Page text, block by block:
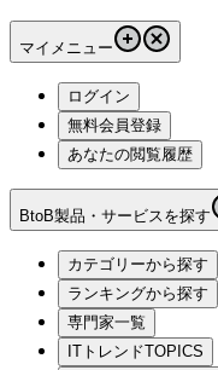
マイメニュー
ログイン
無料会員登録
あなたの閲覧履歴
BtoB製品・サービスを探す
カテゴリーから探す
ランキングから探す
専門家一覧
ITトレンドTOPICS